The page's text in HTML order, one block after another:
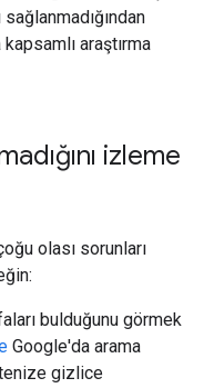
araştırma
izleme
olası sorunları
bulduğunu görmek
Google'da arama
gizlice